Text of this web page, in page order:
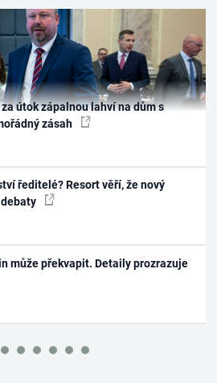
útok zápalnou lahví na dům s
zásah
ředitelé? Resort věří, že nový
může překvapit. Detaily prozrazuje